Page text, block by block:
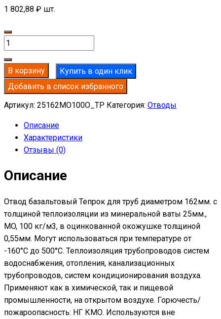
1 802,88 ₽ шт.
Количество
товара
Отвод
базальтовый
D162-
T25
100
оцинкованной
толщиной
В корзину
Купить в один клик
Добавить в список избранного
Артикул: 25162MO100O_TP Категория: Отводы
Описание
Характеристики
Отзывы (0)
Описание
Отвод базальтовый Тепрок для труб диаметром 162мм. с
толщиной теплоизоляции из минеральной ваты 25мм.,
MO, 100 кг/м3, в оцинкованной окожушке толщиной
0,55мм. Могут использоваться при температуре от
-160°С до 500°С. Теплоизоляция трубопроводов систем
водоснабжения, отопления, канализационных
трубопроводов, систем кондиционирования воздуха.
Применяют как в химической, так и пищевой
промышленности, на открытом воздухе. Горючесть/
пожароопасность: НГ КМО. Используются вне